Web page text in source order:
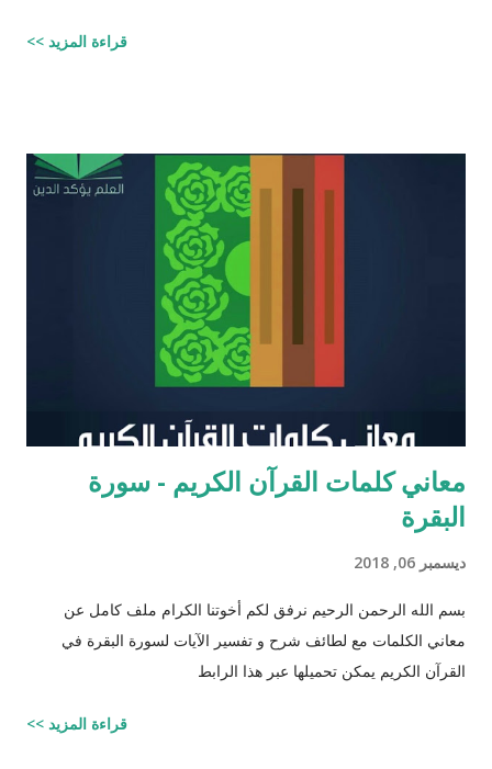
اليهودية وكان ملماً بالتوراة ومدرساً لتعاليمها وكذلك كان كاتباً ماهراً
تعاليمها وطهر المجتمع اليهودي من الزواج المختلط، ولهذه الأسباب
يحتل عزرا الكاتب مكانه عاليه جداً في الإرث الديني اليهود وقصته
مذكوره في ( سفر عزرا ) في العهد القديم ونجد في ملاحق الشروحات
اليهوديه للمشناه والمعروفه باسم ( توسفتا ) תוספתא نجد رأياً يُزعم ان
عزرا الكاتب كان مستحقاً لان تتنزل عليه التوراه لولا ان موسى عليه
السلام سبقه ! כי ראויה הייתה התורה להינתן על י...
قراءة المزيد >>
معاني كلمات القرآن الكريم - سورة
البقرة
ديسمبر 06, 2018
بسم الله الرحمن الرحيم نرفق لكم أخوتنا الكرام ملف كامل عن
معاني الكلمات مع لطائف شرح و تفسير الآيات لسورة البقرة في
القرآن الكريم يمكن تحميلها عبر هذا الرابط
قراءة المزيد >>